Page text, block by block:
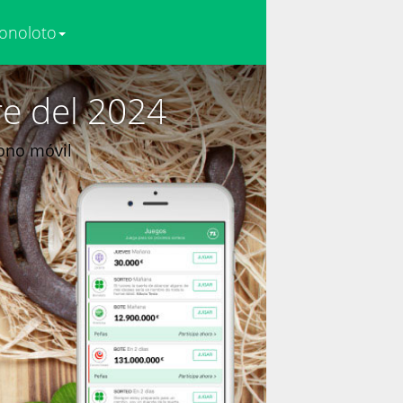
del 2024
móvil